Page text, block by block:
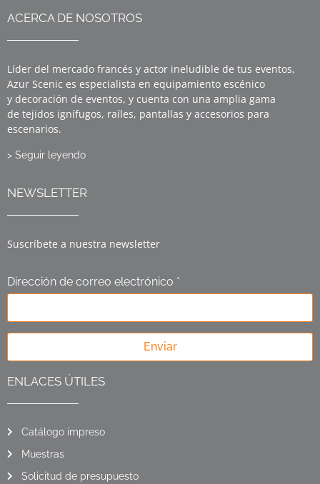
ACERCA DE NOSOTROS
Líder del mercado francés y actor ineludible de tus eventos,
Azur Scenic es especialista en equipamiento escénico
y decoración de eventos, y cuenta con una amplia gama
de tejidos ignífugos, raíles, pantallas y accesorios para
escenarios.
> Seguir leyendo
NEWSLETTER
Suscríbete a nuestra newsletter
Dirección de correo electrónico *
Enviar
ENLACES ÚTILES
Catálogo impreso
Muestras
Solicitud de presupuesto